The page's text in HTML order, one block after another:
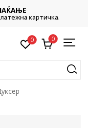
картичка.
0 0